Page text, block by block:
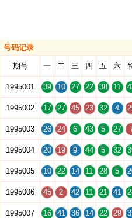
号码记录
期号 一 二 三 四 五 六
1995001 39 10 27 22 38 11
1995002 17 27 45 23 32 4
1995003 26 24 6 43 5 27
1995004 20 19 9 44 5 32
1995005 10 22 14 11 28 5
1995006 45 2 42 11 21 41
1995007 16 41 36 14 22 29